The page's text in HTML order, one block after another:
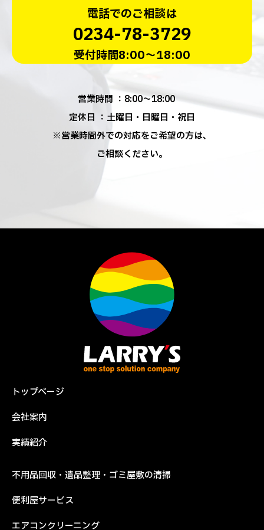
電話でのご相談は
0234-78-3729
受付時間8:00～18:00
営業時間 ：8:00～18:00
定休日 ：土曜日・日曜日・祝日
※営業時間外での対応をご希望の方は、
ご相談ください。
トップページ
会社案内
実績紹介
不用品回収・遺品整理・ゴミ屋敷の清掃
便利屋サービス
エアコンクリーニング